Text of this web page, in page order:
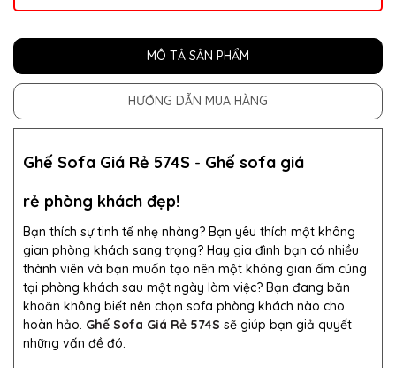
MÔ TẢ SẢN PHẨM
HƯỚNG DẪN MUA HÀNG
Ghế Sofa Giá Rẻ 574S - Ghế sofa giá
rẻ phòng khách đẹp!
Bạn thích sự tinh tế nhẹ nhàng? Bạn yêu thích một không
gian phòng khách sang trọng? Hay gia đình bạn có nhiều
thành viên và bạn muốn tạo nên một không gian ấm cúng
tại phòng khách sau một ngày làm việc? Bạn đang băn
khoăn không biết nên chọn sofa phòng khách nào cho
hoàn hảo. Ghế Sofa Giá Rẻ 574S sẽ giúp bạn giả quyết
những vấn đề đó.